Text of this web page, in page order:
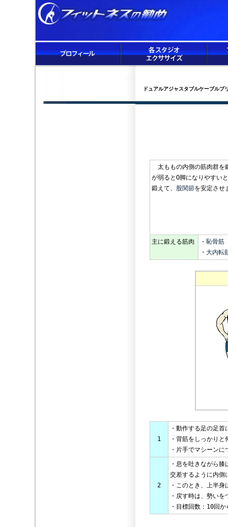
ドュアルアジャスタブルケーブルプ
太ももの内側の筋肉群を
が弱るとO脚になりやすい
鍛えて、
股関節を安
主に鍛える筋肉 ・ 恥骨筋
・ 大内転
1
・動作する足の足首
・背筋をしっかり
・片手でマシーン
2
・息を吐きながら
交差するように内側
・このとき、上半
・戻す時は、勢い
・目標回数：10回